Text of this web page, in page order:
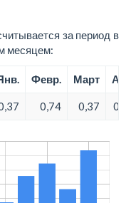
за период в
месяцем:
Февр. Март
0,74 0,37